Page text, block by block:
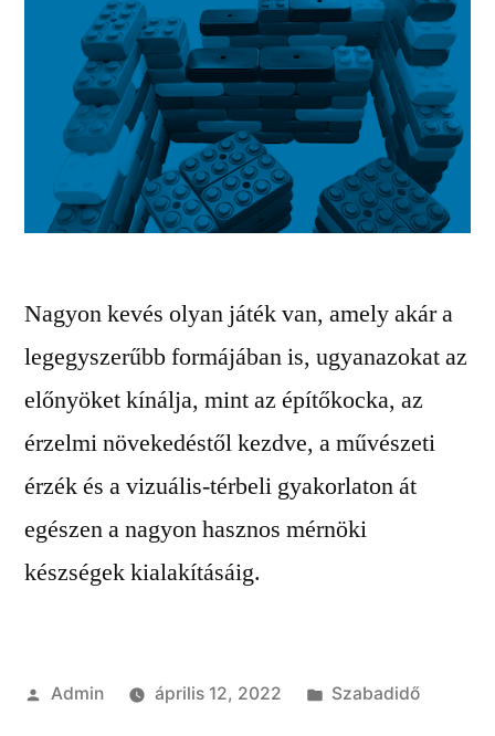
Nagyon kevés olyan játék van, amely akár a
legegyszerűbb formájában is, ugyanazokat az
előnyöket kínálja, mint az építőkocka, az
érzelmi növekedéstől kezdve, a művészeti
érzék és a vizuális-térbeli gyakorlaton át
egészen a nagyon hasznos mérnöki
készségek kialakításáig.
Szerző:
Admin április 12, 2022 Kategória:
Szabadidő